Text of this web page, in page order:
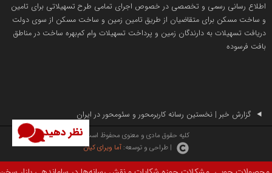
نظر دهید
اطلاع رسانی رسمی و تخصصی در خصوص اجرای تمامی طرح تسهیلاتی برای تامین
و ساخت مسکن برای متقاضیان از طریق تامین زمین و ساخت مسکن از سوی دولت
دریافت تسهیلات به دارندگان زمین و پرداخت تسهیلات وام کم‌بهره ساخت در مناطق
بافت فرسوده
گزارش خبر | نخستین رسانه کاربرمحور و سئومحور در ایران
کلیه حقوق مادی و معنوی محفوظ است.
| طراحی و توسعه: آما ویرای کیان